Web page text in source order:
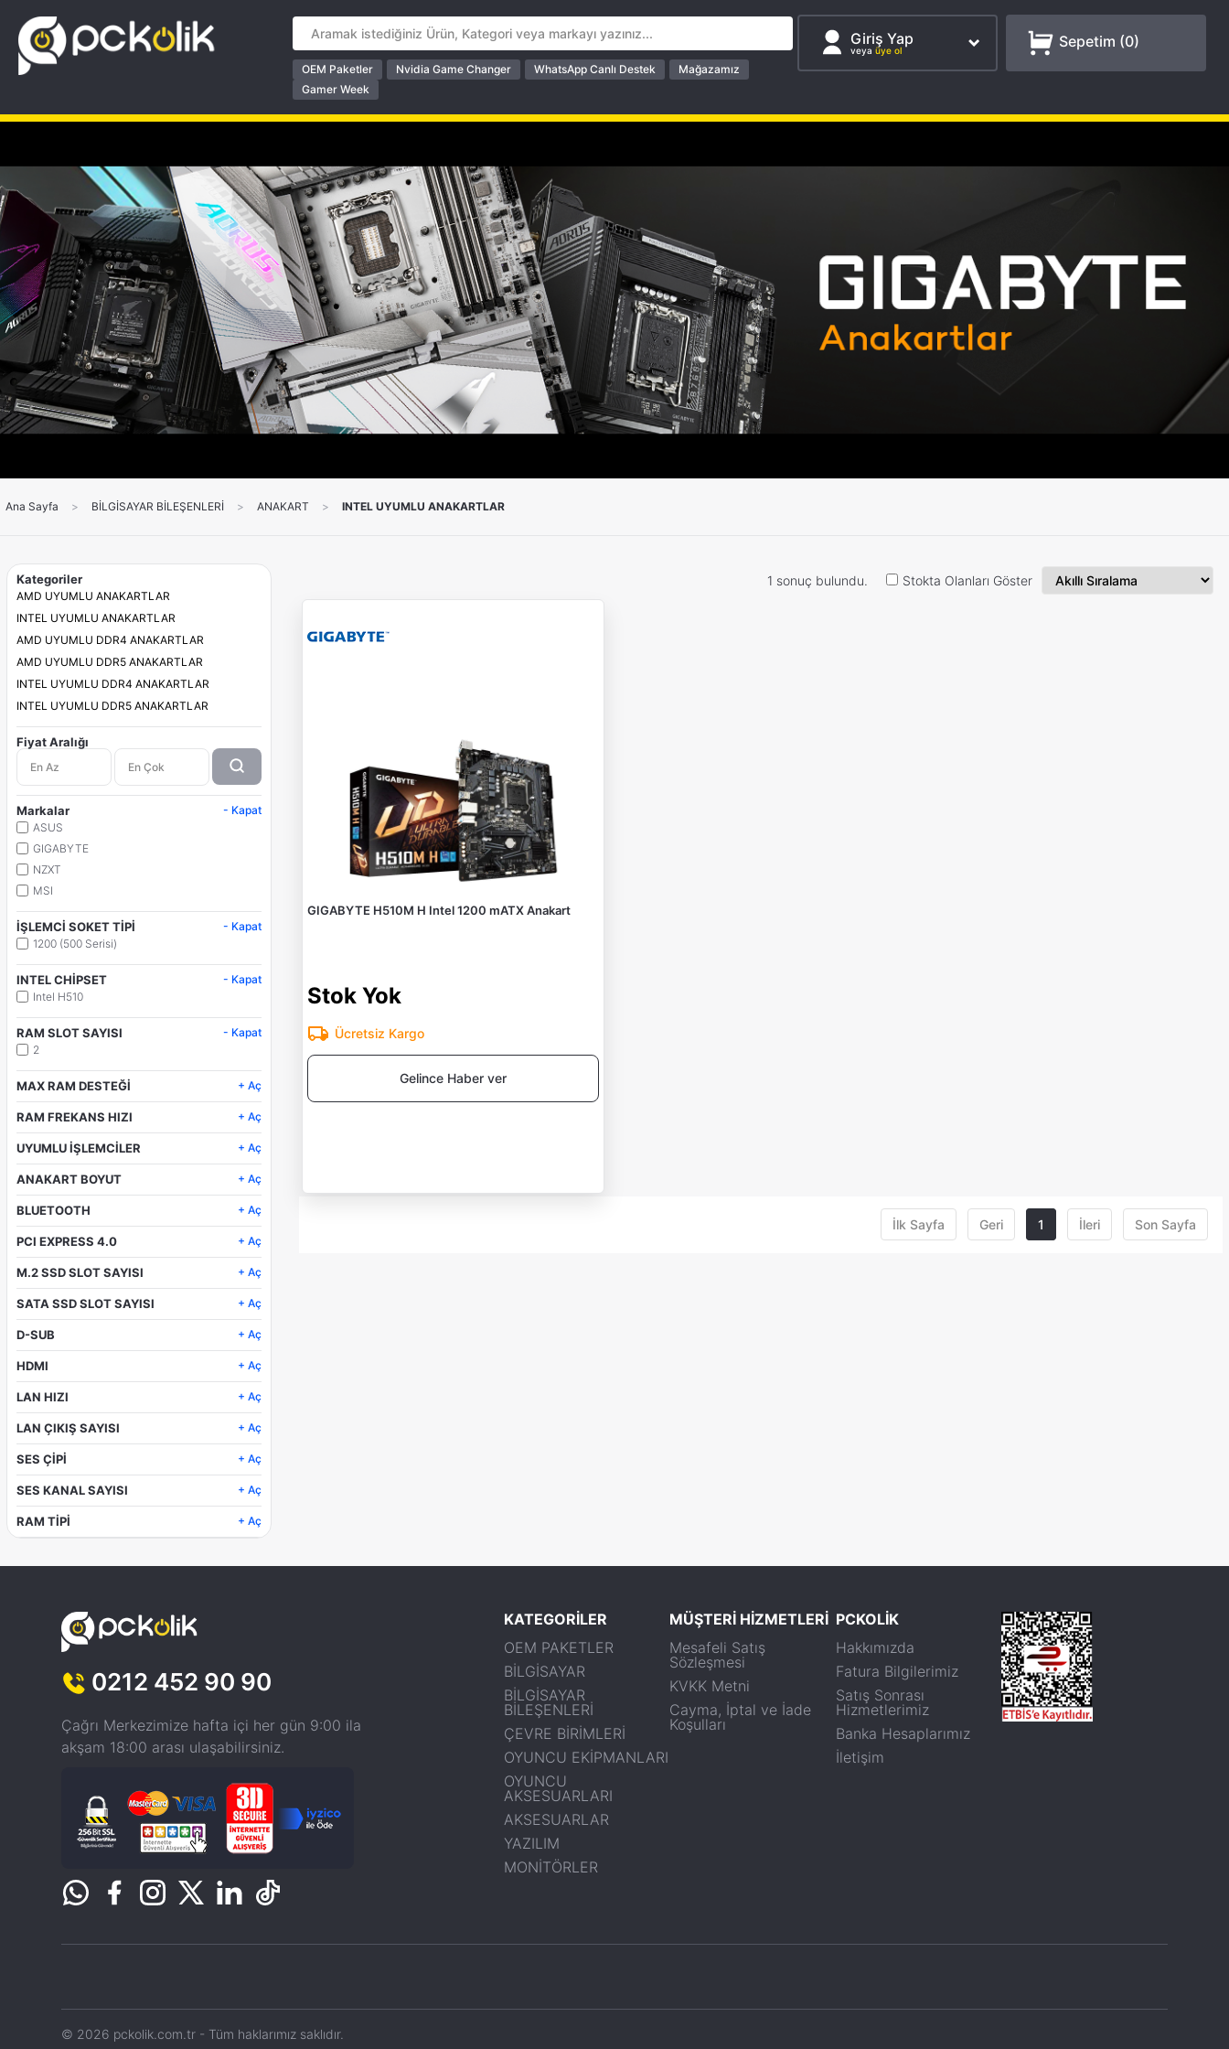
OEM Paketler Nvidia Game Changer WhatsApp Canlı Destek
Mağazamız
Gamer Week
Giriş Yap
veya üye ol Sepetim (0)
Ana Sayfa > BİLGİSAYAR BİLEŞENLERİ > ANAKART > INTEL UYUMLU ANAKARTLAR
Kategoriler
AMD UYUMLU ANAKARTLAR
INTEL UYUMLU ANAKARTLAR
AMD UYUMLU DDR4 ANAKARTLAR
AMD UYUMLU DDR5 ANAKARTLAR
INTEL UYUMLU DDR4 ANAKARTLAR
INTEL UYUMLU DDR5 ANAKARTLAR
Fiyat Aralığı
Markalar
- Kapat
ASUS
GIGABYTE
NZXT
MSI
İŞLEMCİ SOKET TİPİ
- Kapat
1200 (500 Serisi)
INTEL CHİPSET
- Kapat
Intel H510
RAM SLOT SAYISI
- Kapat
2
MAX RAM DESTEĞİ
+ Aç
64GB
RAM FREKANS HIZI
+ Aç
2666 MHz
UYUMLU İŞLEMCİLER
+ Aç
Core i9, i7, i5, i3 /Pentium
/Celeron (Soket 1200)
ANAKART BOYUT
+ Aç
Micro ATX
BLUETOOTH
+ Aç
Yok
PCI EXPRESS 4.0
+ Aç
1 x PCI Express 4.0 x16
M.2 SSD SLOT SAYISI
+ Aç
1
SATA SSD SLOT SAYISI
+ Aç
4
D-SUB
+ Aç
D-SUB x 1
HDMI
+ Aç
HDMI x 1
LAN HIZI
+ Aç
10/100/1000Mbps
LAN ÇIKIŞ SAYISI
+ Aç
1
SES ÇİPİ
+ Aç
Realtek Audio CODEC
SES KANAL SAYISI
+ Aç
7.1 Kanal
RAM TİPİ
+ Aç
DDR4
1 sonuç bulundu. Stokta Olanları Göster
GIGABYTE H510M H Intel 1200 mATX Anakart
Stok Yok
Ücretsiz Kargo
Gelince Haber ver
İlk Sayfa Geri 1 İleri Son Sayfa
0212 452 90 90
Çağrı Merkezimize hafta içi her gün 9:00 ila
akşam 18:00 arası ulaşabilirsiniz.
KATEGORİLER
OEM PAKETLER
BİLGİSAYAR
BİLGİSAYAR
BİLEŞENLERİ
ÇEVRE BİRİMLERİ
OYUNCU EKİPMANLARI
OYUNCU
AKSESUARLARI
AKSESUARLAR
YAZILIM
MONİTÖRLER
MÜŞTERİ HİZMETLERİ
Mesafeli Satış
Sözleşmesi
KVKK Metni
Cayma, İptal ve İade
Koşulları
PCKOLİK
Hakkımızda
Fatura Bilgilerimiz
Satış Sonrası
Hizmetlerimiz
Banka Hesaplarımız
İletişim
© 2026 pckolik.com.tr - Tüm haklarımız saklıdır.